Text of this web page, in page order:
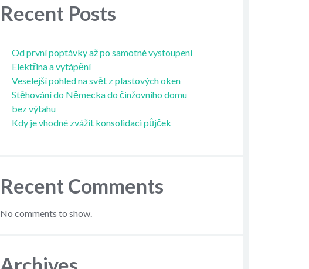
Recent Posts
Od první poptávky až po samotné vystoupení
Elektřina a vytápění
Veselejší pohled na svět z plastových oken
Stěhování do Německa do činžovního domu
bez výtahu
Kdy je vhodné zvážit konsolidaci půjček
Recent Comments
No comments to show.